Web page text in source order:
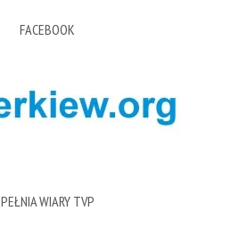
FACEBOOK
PEŁNIA WIARY TVP